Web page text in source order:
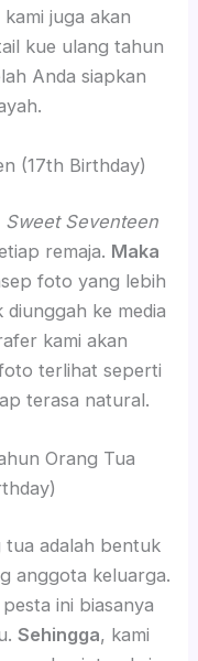
kami juga akan
kue ulang tahun
Anda siapkan
(17th Birthday)
Sweet Seventeen
remaja. Maka
foto yang lebih
ke media
kami akan
terlihat seperti
terasa natural.
Orang Tua
adalah bentuk
anggota keluarga.
ini biasanya
Sehingga, kami